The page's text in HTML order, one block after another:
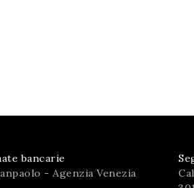
bancarie
- Agenzia Venezia